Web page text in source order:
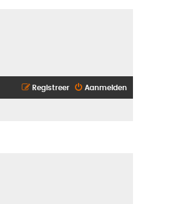
Aanmelden
Registreer